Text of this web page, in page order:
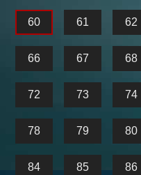
60 61 62
66 67 68
72 73 74
78 79 80
84 85 86